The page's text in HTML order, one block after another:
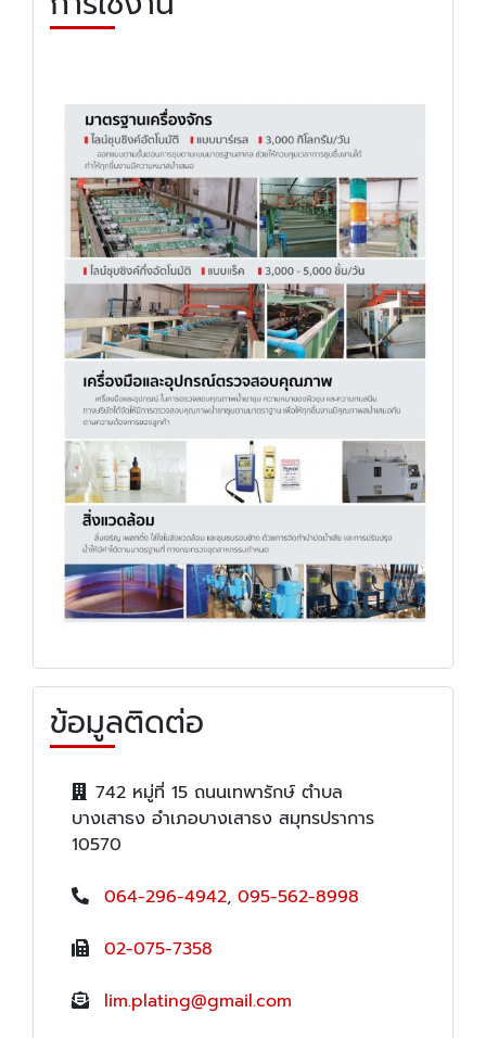
ข้อมูลติดต่อ
742 หมู่ที่ 15 ถนนเทพารักษ์ ตำบล
บางเสาธง อำเภอบางเสาธง สมุทรปราการ
10570
064-296-4942, 095-562-8998
02-075-7358
lim.plating@gmail.com